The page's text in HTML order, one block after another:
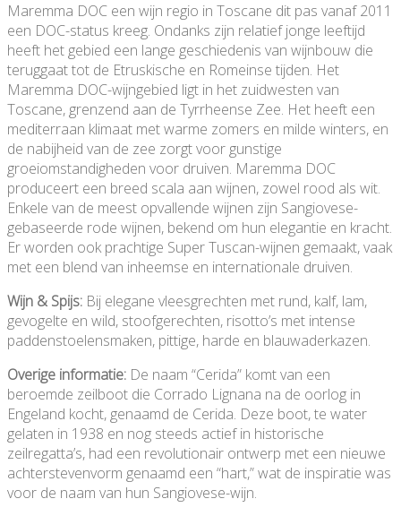
Maremma DOC een wijn regio in Toscane dit pas vanaf 2011
een DOC-status kreeg. Ondanks zijn relatief jonge leeftijd
heeft het gebied een lange geschiedenis van wijnbouw die
teruggaat tot de Etruskische en Romeinse tijden. Het
Maremma DOC-wijngebied ligt in het zuidwesten van
Toscane, grenzend aan de Tyrrheense Zee. Het heeft een
mediterraan klimaat met warme zomers en milde winters, en
de nabijheid van de zee zorgt voor gunstige
groeiomstandigheden voor druiven. Maremma DOC
produceert een breed scala aan wijnen, zowel rood als wit.
Enkele van de meest opvallende wijnen zijn Sangiovese-
gebaseerde rode wijnen, bekend om hun elegantie en kracht.
Er worden ook prachtige Super Tuscan-wijnen gemaakt, vaak
met een blend van inheemse en internationale druiven.
Wijn & Spijs: Bij elegane vleesgrechten met rund, kalf, lam,
gevogelte en wild, stoofgerechten, risotto’s met intense
paddenstoelensmaken, pittige, harde en blauwaderkazen.
Overige informatie: De naam “Cerida” komt van een
beroemde zeilboot die Corrado Lignana na de oorlog in
Engeland kocht, genaamd de Cerida. Deze boot, te water
gelaten in 1938 en nog steeds actief in historische
zeilregatta’s, had een revolutionair ontwerp met een nieuwe
achterstevenvorm genaamd een “hart,” wat de inspiratie was
voor de naam van hun Sangiovese-wijn.